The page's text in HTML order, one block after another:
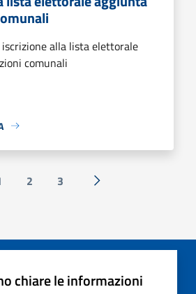
alla lista elettorale
comunali
2 3 Successiva »
chiare le informazioni